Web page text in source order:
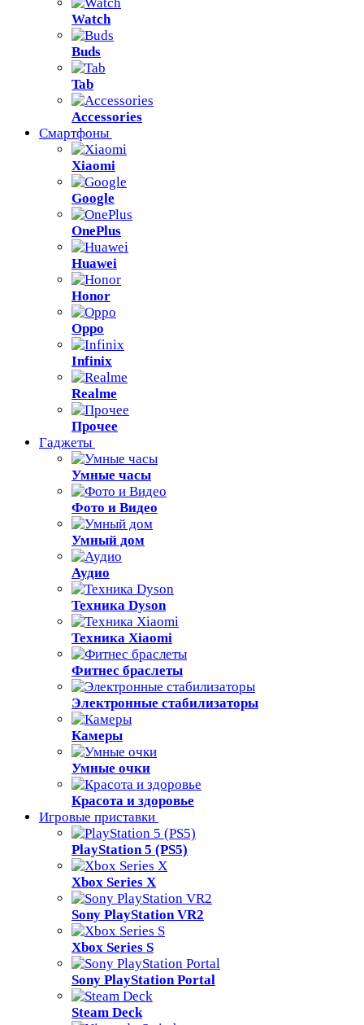
Watch
Buds
Tab
Accessories
Смартфоны
Xiaomi
Google
OnePlus
Huawei
Honor
Oppo
Infinix
Realme
Прочее
Гаджеты
Умные часы
Фото и Видео
Умный дом
Аудио
Техника Dyson
Техника Xiaomi
Фитнес браслеты
Электронные стабилизаторы
Камеры
Умные очки
Красота и здоровье
Игровые приставки
PlayStation 5 (PS5)
Xbox Series X
Sony PlayStation VR2
Xbox Series S
Sony PlayStation Portal
Steam Deck